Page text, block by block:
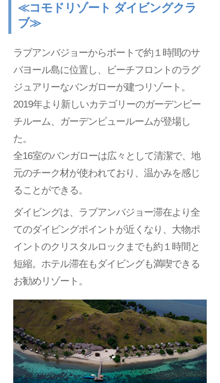
≪コモドリゾート ダイビングクラ
ブ≫
ラブアンバジョーからボートで約１時間のサ
バヨール島に位置し、ビーチフロントのラグ
ジュアリーなバンガローが建つリゾート。
2019年より新しいカテゴリーのガーデンビー
チルーム、ガーデンビュールームが登場し
た。
全16室のバンガローは広々として清潔で、地
元のチーク材が使われており、温かみを感じ
ることができる。
ダイビングは、ラブアンバジョー滞在より全
てのダイビングポイントが近くなり、大物ポ
イントのクリスタルロックまでも約１時間と
短縮。ホテル滞在もダイビングも満喫できる
お勧めリゾート。